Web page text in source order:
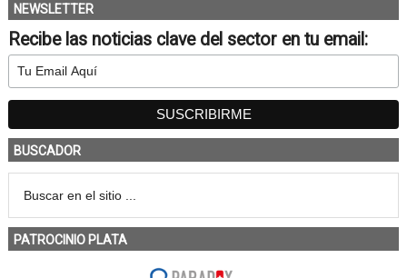
NEWSLETTER
Recibe las noticias clave del sector en tu email:
BUSCADOR
PATROCINIO PLATA